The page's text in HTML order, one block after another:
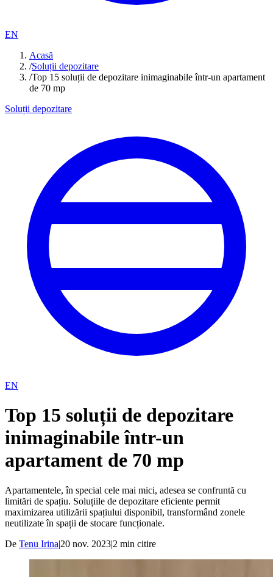
EN
Acasă
/Soluții depozitare
/Top 15 soluții de depozitare inimaginabile într-un apartament
de 70 mp
Soluții depozitare
EN
Top 15 soluții de depozitare
inimaginabile într-un
apartament de 70 mp
Apartamentele, în special cele mai mici, adesea se confruntă cu
limitări de spațiu. Soluțiile de depozitare eficiente permit
maximizarea utilizării spațiului disponibil, transformând zonele
neutilizate în spații de stocare funcționale.
De Tenu Irina|20 nov. 2023|2 min citire